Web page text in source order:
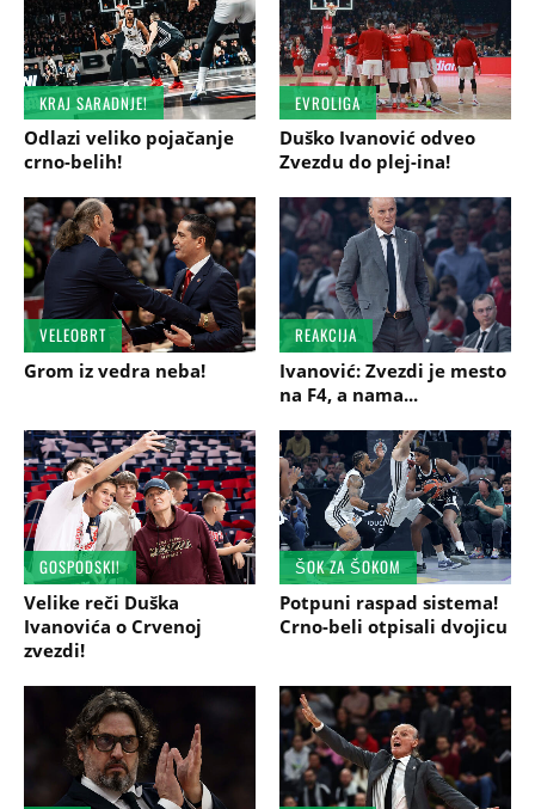
KRAJ SARADNJE!
Odlazi veliko pojačanje
crno-belih!
EVROLIGA
Duško Ivanović odveo
Zvezdu do plej-ina!
VELEOBRT
Grom iz vedra neba!
REAKCIJA
Ivanović: Zvezdi je mesto
na F4, a nama...
GOSPODSKI!
Velike reči Duška
Ivanovića o Crvenoj
zvezdi!
ŠOK ZA ŠOKOM
Potpuni raspad sistema!
Crno-beli otpisali dvojicu